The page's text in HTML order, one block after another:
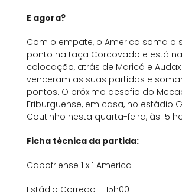
E agora?
Com o empate, o America soma o
ponto na taça Corcovado e está
colocação, atrás de Maricá e
venceram as suas partidas e
pontos. O próximo desafio do
Friburguense, em casa, no estádio
Coutinho nesta quarta-feira, às 15
Ficha técnica da partida:
Cabofriense 1 x 1 America
Estádio Correão – 15h00